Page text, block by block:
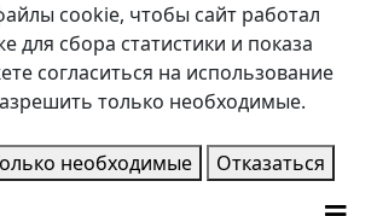
cookie, чтобы сайт работал
для сбора статистики и показа
согласиться на использование
только необходимые.
необходимые Отказаться